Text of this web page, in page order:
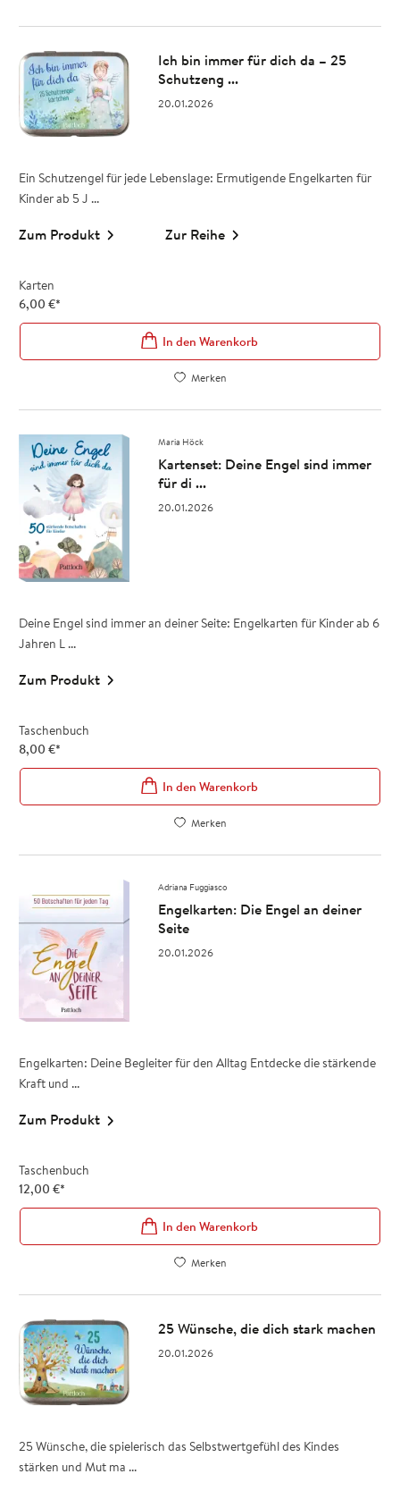
Ich bin immer für dich da – 25
Schutzeng ...
20.01.2026
Ein Schutzengel für jede Lebenslage: Ermutigende Engelkarten für
Kinder ab 5 J ...
Zum Produkt Zur Reihe
Karten
6,00 €*
In den Warenkorb
Merken
Maria Höck
Kartenset: Deine Engel sind immer
für di ...
20.01.2026
Deine Engel sind immer an deiner Seite: Engelkarten für Kinder ab 6
Jahren L ...
Zum Produkt
Taschenbuch
8,00 €*
In den Warenkorb
Merken
Adriana Fuggiasco
Engelkarten: Die Engel an deiner
Seite
20.01.2026
Engelkarten: Deine Begleiter für den Alltag Entdecke die stärkende
Kraft und ...
Zum Produkt
Taschenbuch
12,00 €*
In den Warenkorb
Merken
25 Wünsche, die dich stark machen
20.01.2026
25 Wünsche, die spielerisch das Selbstwertgefühl des Kindes
stärken und Mut ma ...